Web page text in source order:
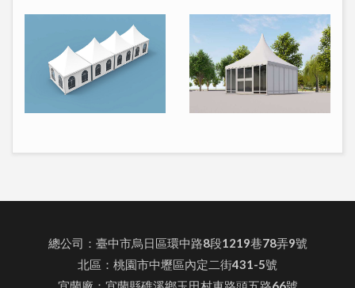
總公司：臺中市烏日區環中路8段1219巷78弄9號
北區：桃園市中壢區內定二街431-5號